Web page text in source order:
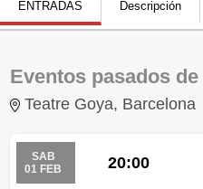
ENTRADAS Descripción
Eventos pasados
Teatre Goya, Barcelona
SAB
01 FEB
20:00